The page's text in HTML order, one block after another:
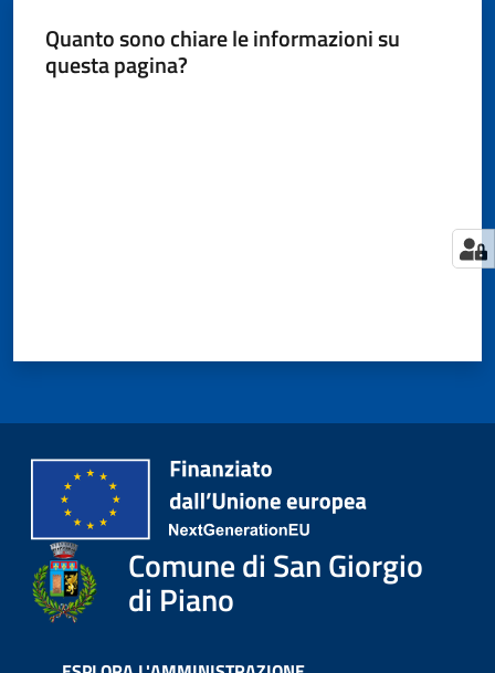
Quanto sono chiare le informazioni su
questa pagina?
Comune di San Giorgio
di Piano